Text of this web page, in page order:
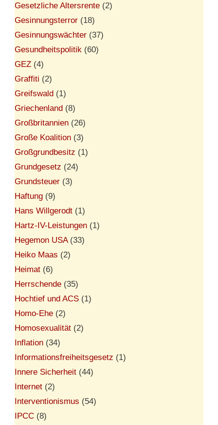
Gesetzliche Altersrente (2)
Gesinnungsterror (18)
Gesinnungswächter (37)
Gesundheitspolitik (60)
GEZ (4)
Graffiti (2)
Greifswald (1)
Griechenland (8)
Großbritannien (26)
Große Koalition (3)
Großgrundbesitz (1)
Grundgesetz (24)
Grundsteuer (3)
Haftung (9)
Hans Willgerodt (1)
Hartz-IV-Leistungen (1)
Hegemon USA(33)
Heiko Maas (2)
Heimat (6)
Herrschende (35)
Hochtief und ACS (1)
Homo-Ehe (2)
Homosexualität (2)
Inflation (34)
Informationsfreiheitsgesetz (1)
Innere Sicherheit (44)
Internet (2)
Interventionismus (54)
IPCC (8)